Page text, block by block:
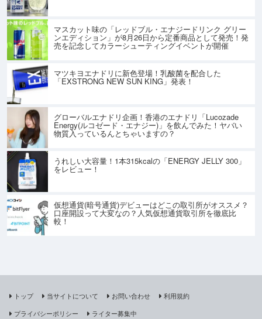
マスカット味の「レッドブル・エナジードリンク グリー
ンエディション」が8月26日から定番商品として発売！発
売を記念してカラーシューティングイベントが開催
マツキヨエナドリに新色登場！乳酸菌を配合した
「EXSTRONG NEW SUN KING」発表！
グローバルエナドリ企画！香港のエナドリ「Lucozade
Energy(ルコゼード・エナジー)」を飲んでみた！ヤバい
物質入っているんとちゃいますの？
うれしい大容量！1本315kcalの「ENERGY JELLY 300」
をレビュー！
仮想通貨(暗号通貨)デビューはどこの取引所がオススメ？
口座開設って大変なの？人気仮想通貨取引所を徹底比
較！
トップ 当サイトについて お問い合わせ
利用規約
プライバシーポリシー
ライター募集中